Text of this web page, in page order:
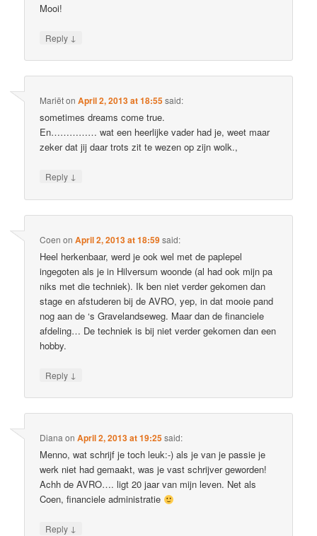
Mooi!
Reply ↓
MariëtonApril 2, 2013 at 18:55said:
sometimes dreams come true.
En…………… wat een heerlijke vader had je, weet maar
zeker dat jij daar trots zit te wezen op zijn wolk.,
Reply ↓
Coen onApril 2, 2013 at 18:59said:
Heel herkenbaar, werd je ook wel met de paplepel
ingegoten als je in Hilversum woonde (al had ook mijn pa
niks met die techniek). Ik ben niet verder gekomen dan
stage en afstuderen bij de AVRO, yep, in dat mooie pand
nog aan de ‘s Gravelandseweg. Maar dan de financiele
afdeling… De techniek is bij niet verder gekomen dan een
hobby.
Reply ↓
Diana onApril 2, 2013 at 19:25said:
Menno, wat schrijf je toch leuk:-) als je van je passie je
werk niet had gemaakt, was je vast schrijver geworden!
Achh de AVRO…. ligt 20 jaar van mijn leven. Net als
Coen, financiele administratie
Reply ↓